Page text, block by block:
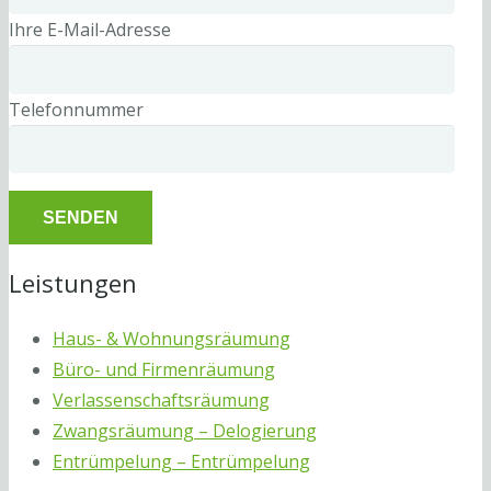
Ihre E-Mail-Adresse
Telefonnummer
Leistungen
Haus- & Wohnungsräumung
Büro- und Firmenräumung
Verlassenschaftsräumung
Zwangsräumung – Delogierung
Entrümpelung – Entrümpelung